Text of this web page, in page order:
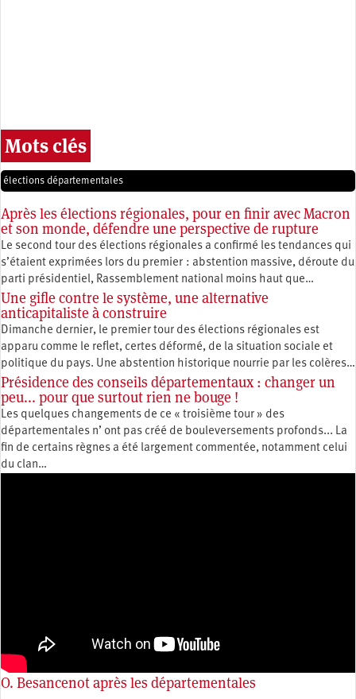
Mots clés
élections départementales
Après les élections régionales, pour en finir avec Macron
et son monde, défendre une perspective de rupture
Le second tour des élections régionales a confirmé les tendances qui
s’étaient exprimées lors du premier : abstention massive, déroute du
parti présidentiel, Rassemblement national moins haut que…
Une gifle contre le système, une alternative
anticapitaliste à construire
Dimanche dernier, le premier tour des élections régionales est
apparu comme le reflet, certes déformé, de la situation sociale et
politique du pays. Une abstention historique nourrie par les colères…
Présidence des conseils départementaux : changer un
peu... pour que surtout rien ne bouge !
Les quelques changements de ce « troisième tour » des
départementales n’ ont pas créé de bouleversements profonds... La
fin de certains règnes a été largement commentée, notamment celui
du clan…
O. Besancenot après les départementales